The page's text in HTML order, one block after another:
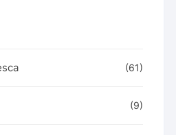
(61)
(9)